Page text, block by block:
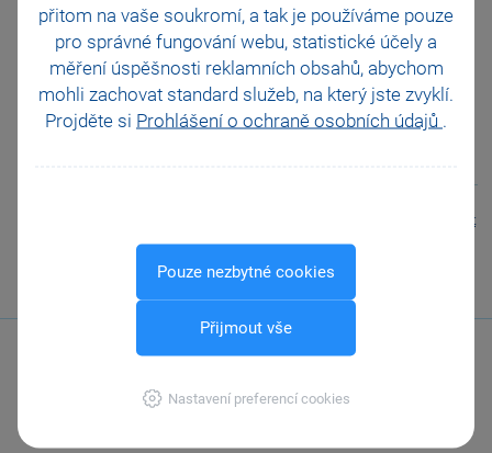
přitom na vaše soukromí, a tak je používáme pouze
pro správné fungování webu, statistické účely a
měření úspěšnosti reklamních obsahů, abychom
mohli zachovat standard služeb, na který jste zvyklí.
Projděte si Prohlášení o ochraně osobních údajů .
Pouze nezbytné cookies
Přijmout vše
Nastavení preferencí cookies
odpověď?
Ano
Odeslat Tisknout
Co je nutné nastavit pro možnost
importu dat z docházkového
systému?